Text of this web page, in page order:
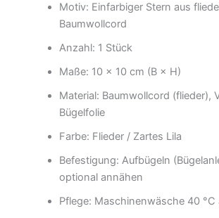
Motiv: Einfarbiger Stern aus
Baumwollcord
Anzahl: 1 Stück
Maße: 10 × 10 cm (B × H)
Material: Baumwollcord (flieder),
Bügelfolie
Farbe: Flieder / Zartes Lila
Befestigung: Aufbügeln
optional annähen
Pflege: Maschinenwäsche 40 °C